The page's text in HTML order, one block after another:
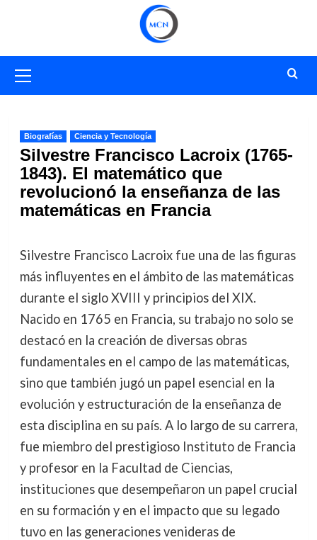
primario
Biografías Ciencia y Tecnología
Silvestre Francisco Lacroix (1765-
1843). El matemático que
revolucionó la enseñanza de las
matemáticas en Francia
Silvestre Francisco Lacroix fue una de las figuras
más influyentes en el ámbito de las matemáticas
durante el siglo XVIII y principios del XIX.
Nacido en 1765 en Francia, su trabajo no solo se
destacó en la creación de diversas obras
fundamentales en el campo de las matemáticas,
sino que también jugó un papel esencial en la
evolución y estructuración de la enseñanza de
esta disciplina en su país. A lo largo de su carrera,
fue miembro del prestigioso Instituto de Francia
y profesor en la Facultad de Ciencias,
instituciones que desempeñaron un papel crucial
en su formación y en el impacto que su legado
tuvo en las generaciones venideras de